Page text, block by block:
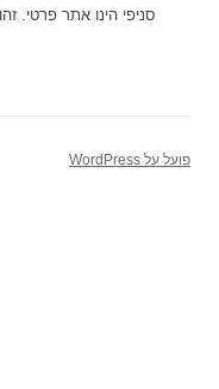
סניפי הינו אתר פרטי.
פועל על WordPress